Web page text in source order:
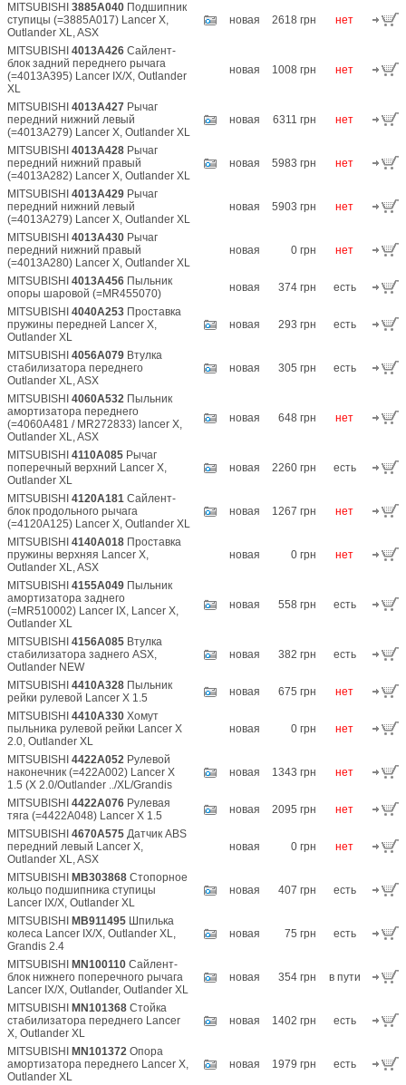
MITSUBISHI 3885A040 Подшипник
ступицы (=3885A017) Lancer X,
Outlander XL, ASX
новая 2618 грн нет
MITSUBISHI 4013A426 Сайлент-
блок задний переднего рычага
(=4013A395) Lancer IX/X, Outlander
XL
новая 1008 грн нет
MITSUBISHI 4013A427 Рычаг
передний нижний левый
(=4013A279) Lancer X, Outlander XL
новая 6311 грн нет
MITSUBISHI 4013A428 Рычаг
передний нижний правый
(=4013A282) Lancer X, Outlander XL
новая 5983 грн нет
MITSUBISHI 4013A429 Рычаг
передний нижний левый
(=4013A279) Lancer X, Outlander XL
новая 5903 грн нет
MITSUBISHI 4013A430 Рычаг
передний нижний правый
(=4013A280) Lancer X, Outlander XL
новая 0 грн нет
MITSUBISHI 4013A456 Пыльник
опоры шаровой (=MR455070)
новая 374 грн
есть
MITSUBISHI 4040A253 Проставка
пружины передней Lancer X,
Outlander XL
новая 293 грн есть
MITSUBISHI 4056A079 Втулка
стабилизатора переднего
Outlander XL, ASX
новая 305 грн есть
MITSUBISHI 4060A532 Пыльник
амортизатора переднего
(=4060A481 / MR272833) lancer X,
Outlander XL, ASX
новая 648 грн нет
MITSUBISHI 4110A085 Рычаг
поперечный верхний Lancer X,
Outlander XL
новая 2260 грн есть
MITSUBISHI 4120A181 Сайлент-
блок продольного рычага
(=4120A125) Lancer X, Outlander XL
новая 1267 грн нет
MITSUBISHI 4140A018 Проставка
пружины верхняя Lancer X,
Outlander XL, ASX
новая 0 грн нет
MITSUBISHI 4155A049 Пыльник
амортизатора заднего
(=MR510002) Lancer IX, Lancer X,
Outlander XL
новая 558 грн есть
MITSUBISHI 4156A085 Втулка
стабилизатора заднего ASX,
Outlander NEW
новая 382 грн есть
MITSUBISHI 4410A328 Пыльник
рейки рулевой Lancer X 1.5
новая 675 грн
нет
MITSUBISHI 4410A330 Хомут
пыльника рулевой рейки Lancer X
2.0, Outlander XL
новая 0 грн нет
MITSUBISHI 4422A052 Рулевой
наконечник (=422A002) Lancer X
1.5 (X 2.0/Outlander ../XL/Grandis
новая 1343 грн нет
MITSUBISHI 4422A076 Рулевая
тяга (=4422А048) Lancer X 1.5
новая 2095 грн
нет
MITSUBISHI 4670A575 Датчик ABS
передний левый Lancer X,
Outlander XL, ASX
новая 0 грн нет
MITSUBISHI MB303868 Стопорное
кольцо подшипника ступицы
Lancer IX/X, Outlander XL
новая 407 грн есть
MITSUBISHI MB911495 Шпилька
колеса Lancer IX/X, Outlander XL,
Grandis 2.4
новая 75 грн есть
MITSUBISHI MN100110 Сайлент-
блок нижнего поперечного рычага
Lancer IX/X, Outlander, Outlander XL
новая 354 грн в пути
MITSUBISHI MN101368 Стойка
стабилизатора переднего Lancer
X, Outlander XL
новая 1402 грн есть
MITSUBISHI MN101372 Опора
амортизатора переднего Lancer X,
Outlander XL
новая 1979 грн есть